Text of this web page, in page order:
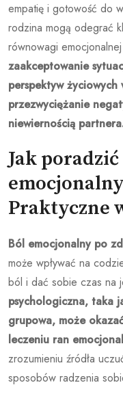
empatię i gotowość do
rodzina mogą odegrać
równowagi
zaakceptowanie
perspektyw życiowych
przezwyciężanie
niewiernością
Jak
Praktyczne
Ból emocjonalny po
może wpływać na
ból i dać sobie czas na
psychologiczna, taka
grupowa, może
leczeniu ran
zrozumieniu źródła
sposobów radzenia